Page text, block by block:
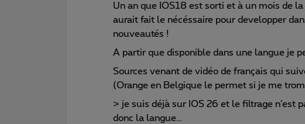
Un an que IOS18 est sorti et à un mois de
aurait fait le nécéssaire pour developper
nouveautés !
A partir que disponible dans une langue je
Sources venant de vidéo de français qui
(Orange en Belgique le permet si je me
> je suis déjà sur IOS 26 et le filtrage n’est
donc la langue…